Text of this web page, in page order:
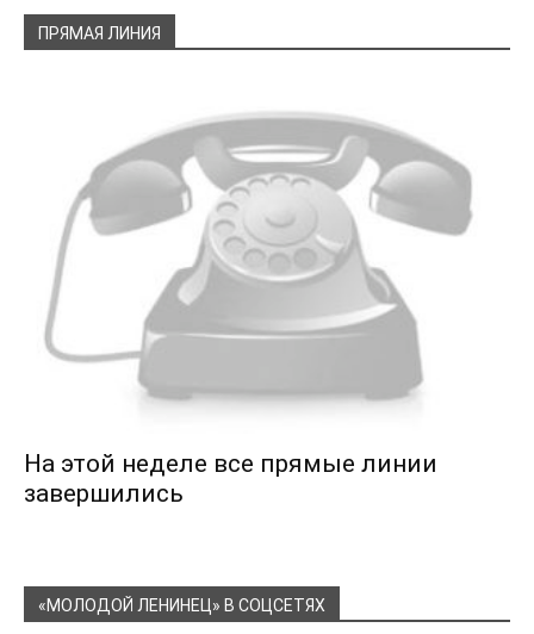
ПРЯМАЯ ЛИНИЯ
На этой неделе все прямые линии
завершились
«МОЛОДОЙ ЛЕНИНЕЦ» В СОЦСЕТЯХ